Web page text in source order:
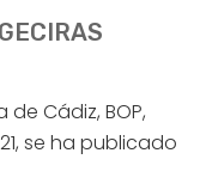
Cádiz, BOP,
se ha publicado